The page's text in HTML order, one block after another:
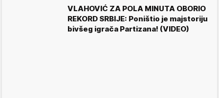
VLAHOVIĆ ZA POLA MINUTA OBORIO
REKORD SRBIJE: Poništio je majstoriju
bivšeg igrača Partizana! (VIDEO)